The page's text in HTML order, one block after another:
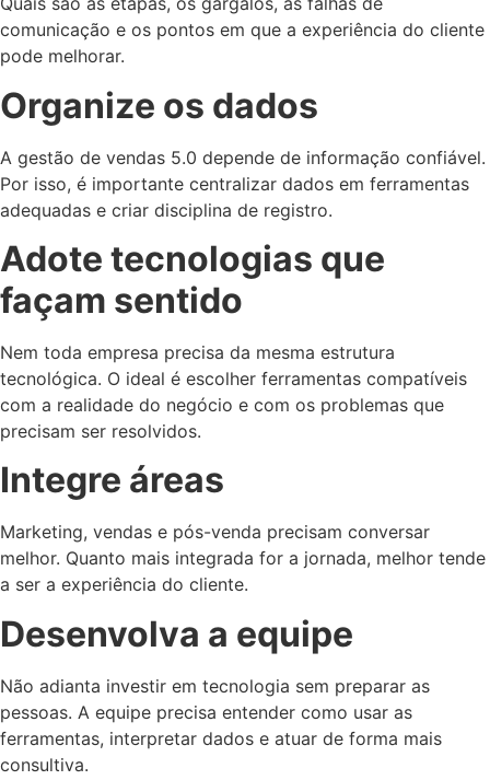
comunicação e os pontos em que a experiência do cliente
pode melhorar.
Organize os dados
A gestão de vendas 5.0 depende de informação confiável.
Por isso, é importante centralizar dados em ferramentas
adequadas e criar disciplina de registro.
Adote tecnologias que
façam sentido
Nem toda empresa precisa da mesma estrutura
tecnológica. O ideal é escolher ferramentas compatíveis
com a realidade do negócio e com os problemas que
precisam ser resolvidos.
Integre áreas
Marketing, vendas e pós-venda precisam conversar
melhor. Quanto mais integrada for a jornada, melhor tende
a ser a experiência do cliente.
Desenvolva a equipe
Não adianta investir em tecnologia sem preparar as
pessoas. A equipe precisa entender como usar as
ferramentas, interpretar dados e atuar de forma mais
consultiva.